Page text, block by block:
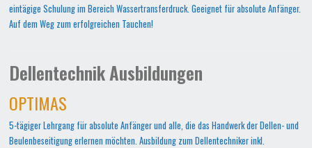
eintägige Schulung im Bereich Wassertransferdruck. Geeignet für absolute Anfänger.
Auf dem Weg zum erfolgreichen Tauchen!
Dellentechnik Ausbildungen
OPTIMAS
5-tägiger Lehrgang für absolute Anfänger und alle, die das Handwerk der Dellen- und
Beulenbeseitigung erlernen möchten. Ausbildung zum Dellentechniker inkl.